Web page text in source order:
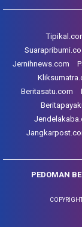
Jernihnews.com
Beritasatu.com
PEDOMAN